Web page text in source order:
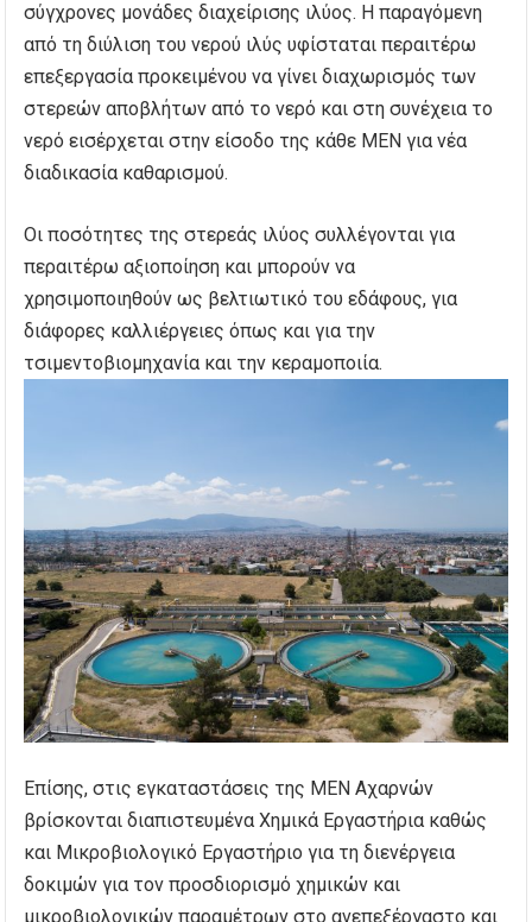
σύγχρονες μονάδες διαχείρισης ιλύος. Η παραγόμενη
από τη διύλιση του νερού ιλύς υφίσταται περαιτέρω
επεξεργασία προκειμένου να γίνει διαχωρισμός των
στερεών αποβλήτων από το νερό και στη συνέχεια το
νερό εισέρχεται στην είσοδο της κάθε ΜΕΝ για νέα
διαδικασία καθαρισμού.
Οι ποσότητες της στερεάς ιλύος συλλέγονται για
περαιτέρω αξιοποίηση και μπορούν να
χρησιμοποιηθούν ως βελτιωτικό του εδάφους, για
διάφορες καλλιέργειες όπως και για την
τσιμεντοβιομηχανία και την κεραμοποιία.
Επίσης, στις εγκαταστάσεις της ΜΕΝ Αχαρνών
βρίσκονται διαπιστευμένα Χημικά Εργαστήρια καθώς
και Μικροβιολογικό Εργαστήριο για τη διενέργεια
δοκιμών για τον προσδιορισμό χημικών και
μικροβιολογικών παραμέτρων στο ανεπεξέργαστο και